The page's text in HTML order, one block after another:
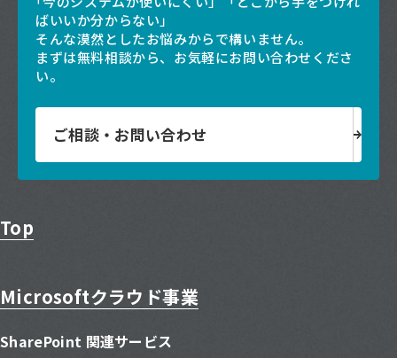
ばいいか分からない」
そんな漠然としたお悩みからで構いません。
まずは無料相談から、お気軽にお問い合わせくださ
い。
ご相談・お問い合わせ
Top
Microsoftクラウド事業
SharePoint 関連サービス